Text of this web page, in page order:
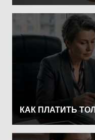
КАК ПЛАТИТЬ